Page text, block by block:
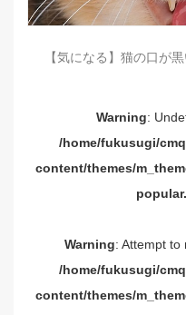
【気になる】猫の口が
Warning:
/home/fukusugi/
content/themes/
Warning: Attempt to
/home/fukusugi/
content/themes/